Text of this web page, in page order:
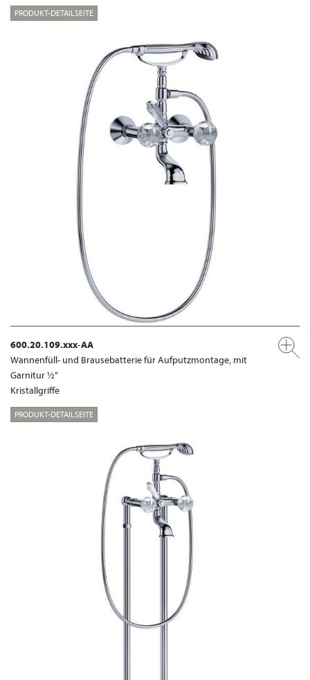
PRODUKT-DETAILSEITE
600.20.109.xxx-AA
Wannenfüll- und Brausebatterie für Aufputzmontage, mit
Garnitur ½“
Kristallgriffe
PRODUKT-DETAILSEITE